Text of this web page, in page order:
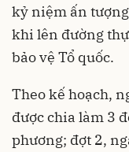
kỷ niệm ấn
khi lên đường
bảo vệ Tổ quốc.
Theo kế hoạch,
được chia làm 3
phương; đợt 2,